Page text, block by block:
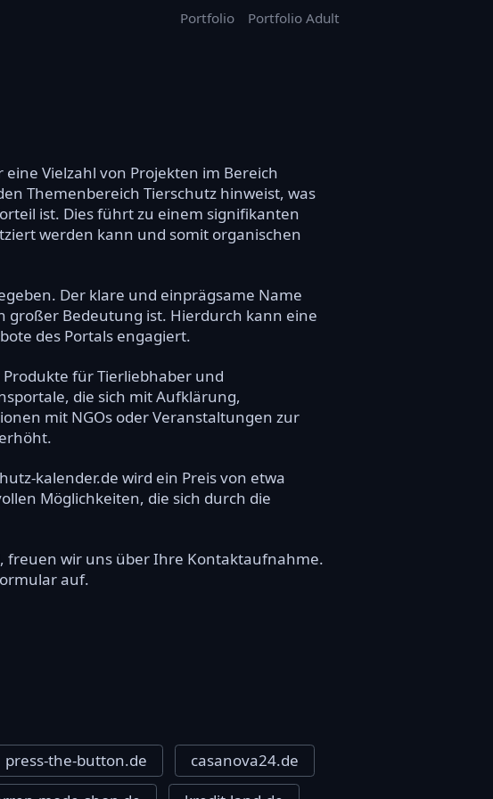
Portfolio Portfolio Adult
Vielzahl von Projekten im Bereich
Themenbereich Tierschutz hinweist, was
ist. Dies führt zu einem signifikanten
werden kann und somit organischen
Der klare und einprägsame Name
Bedeutung ist. Hierdurch kann eine
des Portals engagiert.
für Tierliebhaber und
die sich mit Aufklärung,
mit NGOs oder Veranstaltungen zur
kalender.de wird ein Preis von etwa
Möglichkeiten, die sich durch die
freuen wir uns über Ihre Kontaktaufnahme.
auf.
press-the-button.de
casanova24.de